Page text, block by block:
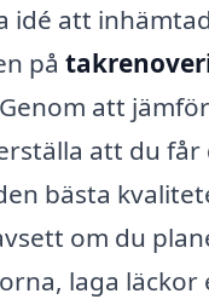
idé att
på
att
att du får
bästa
om du
laga läckor